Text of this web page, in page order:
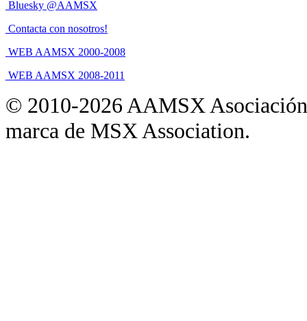
Bluesky @AAMSX
Contacta con nosotros!
WEB AAMSX 2000-2008
WEB AAMSX 2008-2011
© 2010-2026 AAMSX
marca de MSX Association.